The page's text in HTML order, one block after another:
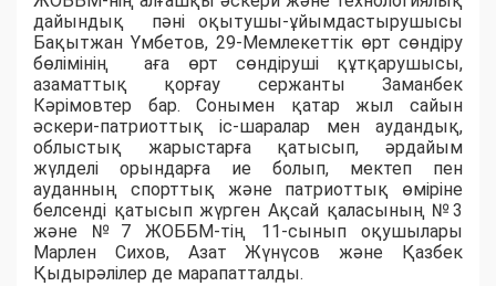
дайындық пәні оқытушы-ұйымдастырушысы
Бақытжан Үмбетов, 29-Мемлекеттік өрт сөндіру
бөлімінің аға өрт сөндіруші құтқарушысы,
азаматтық қорғау сержанты Заманбек
Кәрімовтер бар. Сонымен қатар жыл сайын
әскери-патриоттық іс-шаралар мен аудандық,
облыстық жарыстарға қатысып, әрдайым
жүлделі орындарға ие болып, мектеп пен
ауданның спорттық және патриоттық өміріне
белсенді қатысып жүрген Ақсай қаласының №3
және №7 ЖОББМ-тің 11-сынып оқушылары
Марлен Сихов, Азат Жүнүсов және Қазбек
Қыдырәлілер де марапатталды.